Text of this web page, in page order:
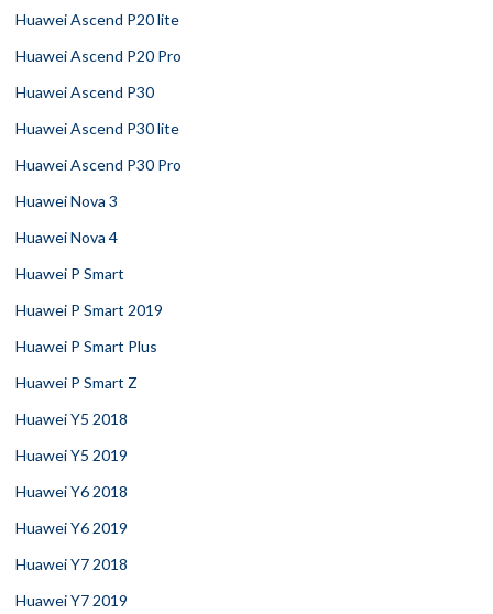
Huawei Ascend P20 lite
Huawei Ascend P20 Pro
Huawei Ascend P30
Huawei Ascend P30 lite
Huawei Ascend P30 Pro
Huawei Nova 3
Huawei Nova 4
Huawei P Smart
Huawei P Smart 2019
Huawei P Smart Plus
Huawei P Smart Z
Huawei Y5 2018
Huawei Y5 2019
Huawei Y6 2018
Huawei Y6 2019
Huawei Y7 2018
Huawei Y7 2019